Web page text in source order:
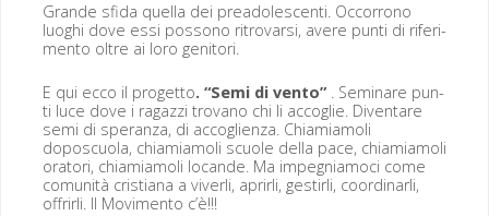
Grande sfi­da quel­la dei pread­o­les­cen­ti. Occor­rono
luoghi dove essi pos­sono ritrovar­si, avere pun­ti di rifer­i­
men­to oltre ai loro genitori.
E qui ecco il prog­et­to. “Semi di ven­to”. Sem­i­nare pun­
ti luce dove i ragazzi trovano chi li accoglie. Diventare
semi di sper­an­za, di accoglien­za. Chi­ami­amoli
doposcuo­la, chi­ami­amoli scuole del­la pace, chi­ami­amoli
ora­tori, chi­ami­amoli locan­de. Ma impeg­ni­amo­ci come
comu­nità cris­tiana a viver­li, aprir­li, gestir­li, coor­di­narli,
offrir­li. Il Movi­men­to c’è!!!